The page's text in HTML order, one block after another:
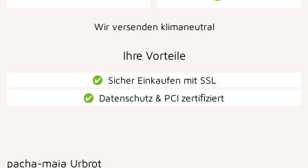
Wir versenden klimaneutral
Ihre Vorteile
Sicher Einkaufen mit SSL
Datenschutz & PCI zertiﬁziert
pacha-maia Urbrot